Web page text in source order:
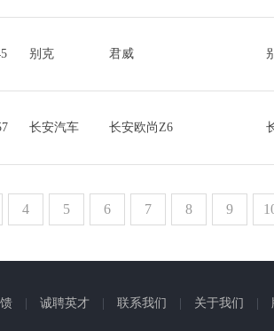
别克 君威
长安汽车 长安欧尚Z6
4
5
6
7
8
9
诚聘英才 联系我们 关于我们